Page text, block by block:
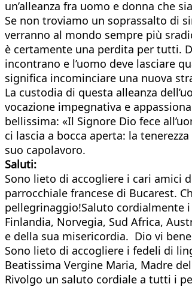
un’alleanza fra uomo e donna che
Se non troviamo un soprassalto di
verranno al mondo sempre più
è certamente una perdita per tutti.
incontrano e l’uomo deve lasciare
significa incominciare una nuova
La custodia di questa alleanza
vocazione impegnativa e
bellissima: «Il Signore Dio fece
ci lascia a bocca aperta: la
suo capolavoro.
Saluti:
Sono lieto di accogliere i cari amici
parrocchiale francese di Bucarest.
pellegrinaggio!Saluto cordialmente
Finlandia, Norvegia, Sud Africa,
e della sua misericordia. Dio vi
Sono lieto di accogliere i fedeli di
Beatissima Vergine Maria, Madre
Rivolgo un saluto cordiale a tutti i